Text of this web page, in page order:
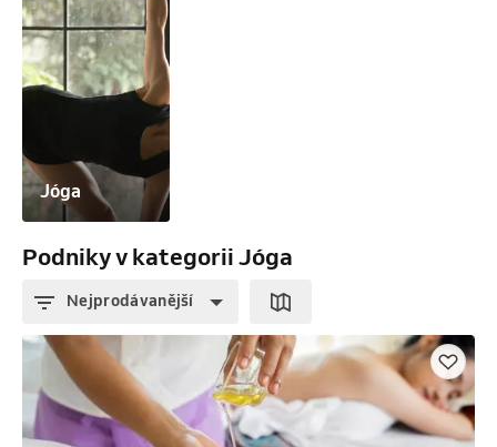
Jóga
Podniky v kategorii Jóga
Nejprodávanější